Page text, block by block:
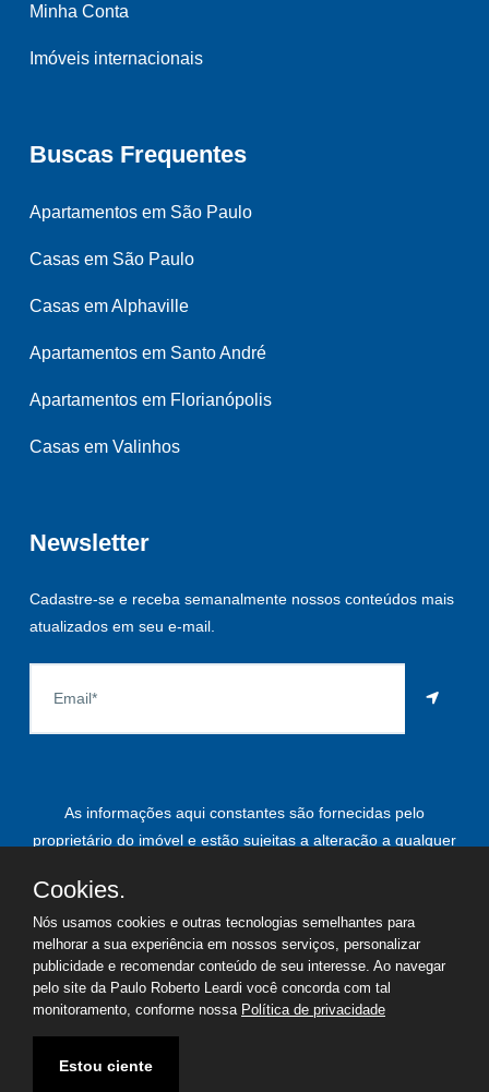
Minha Conta
Imóveis internacionais
Buscas Frequentes
Apartamentos em São Paulo
Casas em São Paulo
Casas em Alphaville
Apartamentos em Santo André
Apartamentos em Florianópolis
Casas em Valinhos
Newsletter
Cadastre-se e receba semanalmente nossos conteúdos mais
atualizados em seu e-mail.
As informações aqui constantes são fornecidas pelo
proprietário do imóvel e estão sujeitas a alteração a qualquer
©2026Copyright - Paulo Roberto Leardi | Todos os direitos
reservados
Cookies.
Nós usamos cookies e outras tecnologias semelhantes para
melhorar a sua experiência em nossos serviços, personalizar
publicidade e recomendar conteúdo de seu interesse. Ao navegar
pelo site da Paulo Roberto Leardi você concorda com tal
monitoramento, conforme nossa Política de privacidade
Estou ciente